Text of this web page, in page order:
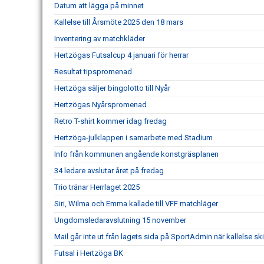
Datum att lägga på minnet
Kallelse till Årsmöte 2025 den 18 mars
Inventering av matchkläder
Hertzögas Futsalcup 4 januari för herrar
Resultat tipspromenad
Hertzöga säljer bingolotto till Nyår
Hertzögas Nyårspromenad
Retro T-shirt kommer idag fredag
Hertzöga-julklappen i samarbete med Stadium
Info från kommunen angående konstgräsplanen
34 ledare avslutar året på fredag
Trio tränar Herrlaget 2025
Siri, Wilma och Emma kallade till VFF matchläger
Ungdomsledaravslutning 15 november
Mail går inte ut från lagets sida på SportAdmin när kallelse
Futsal i Hertzöga BK